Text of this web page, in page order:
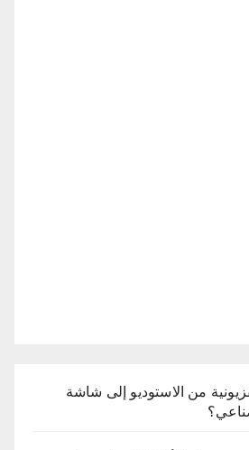
من الاستوديو إلى شاشة